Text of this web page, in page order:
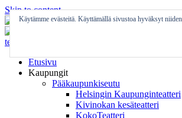
Skip to content
Etusivu
Kaupungit
Pääkaupunkiseutu
Helsingin Kaupunginteatteri
Kivinokan kesäteatteri
KokoTeatteri
Käytämme evästeitä. Käyttämällä sivustoa hyväksyt